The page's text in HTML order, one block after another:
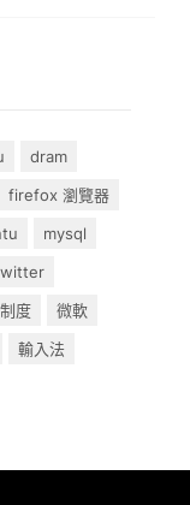
dram
firefox 瀏覽器
mysql
度
微軟
輸入法